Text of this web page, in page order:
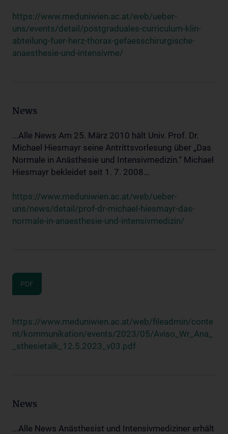
https://www.meduniwien.ac.at/web/ueber-
uns/events/detail/postgraduales-curriculum-klin-
abteilung-fuer-herz-thorax-gefaesschirurgische-
anaesthesie-und-intensivme/
News
...Alle News Am 25. März 2010 hält Univ. Prof. Dr.
Michael Hiesmayr seine Antrittsvorlesung über „Das
Normale in Anästhesie und Intensivmedizin.“ Michael
Hiesmayr bekleidet seit 1. 7. 2008...
https://www.meduniwien.ac.at/web/ueber-
uns/news/detail/prof-dr-michael-hiesmayr-das-
normale-in-anaesthesie-und-intensivmedizin/
PDF
https://www.meduniwien.ac.at/web/fileadmin/conte
nt/kommunikation/events/2023/05/Aviso_Wr_Ana_
_sthesietalk_12.5.2023_v03.pdf
News
...Alle News Anästhesist und Intensivmediziner erhält